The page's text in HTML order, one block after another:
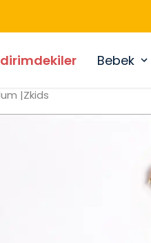
Bebek
|Zkids